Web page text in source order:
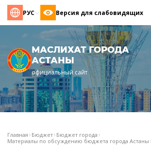
РУС Версия для слабовидящих
МАСЛИХАТ ГОРОДА
АСТАНЫ
официальный сайт
Главная Бюджет Бюджет города
Материалы по обсуждению бюджета города Астаны